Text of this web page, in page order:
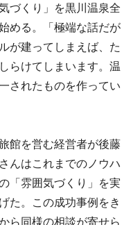
づくり」を黒川温泉全
める。「極端な話だが
が建ってしまえば、た
らけてしまいます。温
されたものを作ってい
館を営む経営者が後藤
んはこれまでのノウハ
「雰囲気づくり」を実
た。この成功事例をき
ら同様の相談が寄せら